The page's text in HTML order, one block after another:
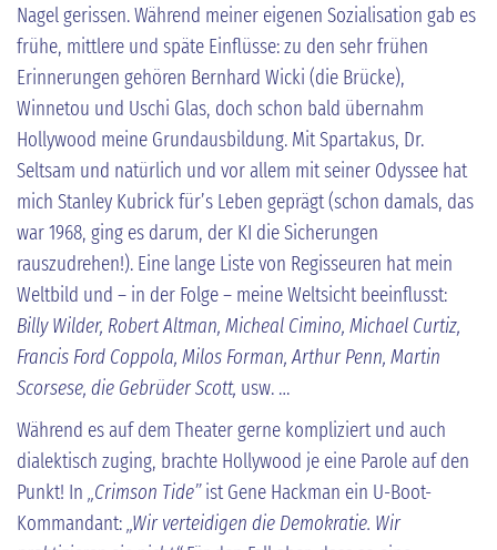
Nagel gerissen. Während meiner eigenen Sozialisation gab es
frühe, mittlere und späte Einflüsse: zu den sehr frühen
Erinnerungen gehören Bernhard Wicki (die Brücke),
Winnetou und Uschi Glas, doch schon bald übernahm
Hollywood meine Grundausbildung. Mit Spartakus, Dr.
Seltsam und natürlich und vor allem mit seiner Odyssee hat
mich Stanley Kubrick für’s Leben geprägt (schon damals, das
war 1968, ging es darum, der KI die Sicherungen
rauszudrehen!). Eine lange Liste von Regisseuren hat mein
Weltbild und – in der Folge – meine Weltsicht beeinflusst:
Billy Wilder, Robert Altman, Micheal Cimino, Michael Curtiz,
Francis Ford Coppola, Milos Forman, Arthur Penn, Martin
Scorsese, die Gebrüder Scott, usw. …
Während es auf dem Theater gerne kompliziert und auch
dialektisch zuging, brachte Hollywood je eine Parole auf den
Punkt! In „Crimson Tide”ist Gene Hackman ein U-Boot-
Kommandant:„Wir verteidigen die Demokratie. Wir